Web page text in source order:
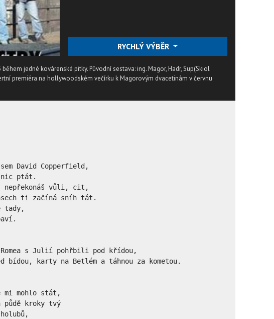
RYCHLÝ VÝBĚR
jedné kovárenské pitky. Původní sestava: ing. Magor, Hadr, Sup(Skiol
premiéra na hollywoodském večírku k Magorovým dvacetinám v červnu
David Copperfield,
nic ptát.
vůli, cit,
ti začíná sníh tát.
tady,
s Julií pohřbili pod křídou,
karty na Betlém a táhnou za kometou.
mohlo stát,
půdě kroky tvý